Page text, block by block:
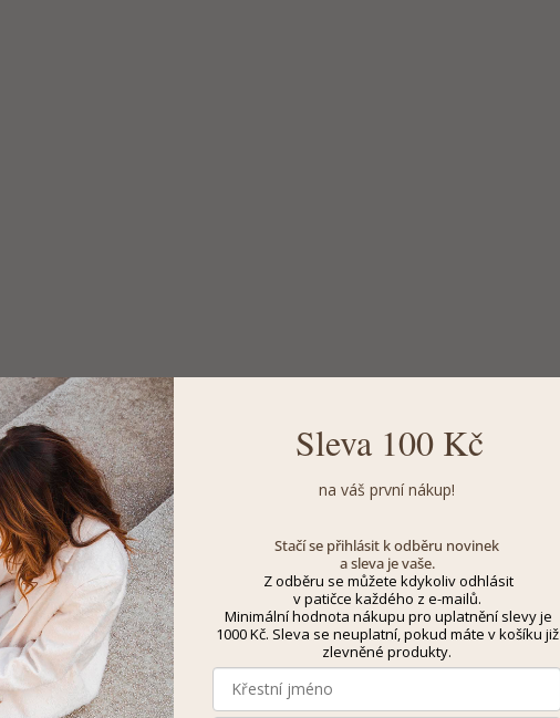
Sleva 100 Kč
na váš první nákup!
Stačí se přihlásit k odběru novinek
a sleva je vaše.
Z odběru se můžete kdykoliv odhlásit
v patičce každého z e-mailů.
Minimální hodnota nákupu pro uplatnění slevy je
1000 Kč. Sleva se neuplatní, pokud máte v košíku již
zlevněné produkty.